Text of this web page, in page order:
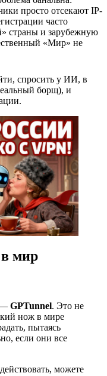
просто отсекают IP-
часто
страны и зарубежную
«Мир» не
спросить у ИИ, в
борщ), и
мир
— GPTunnel. Это не
нож в мире
пытаясь
если они все
можете